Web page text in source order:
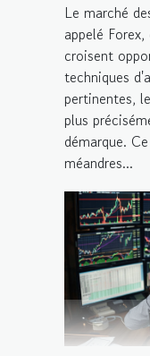
Le marché
appelé
croisent
techniques
pertinentes,
plus
démarque.
méandres...